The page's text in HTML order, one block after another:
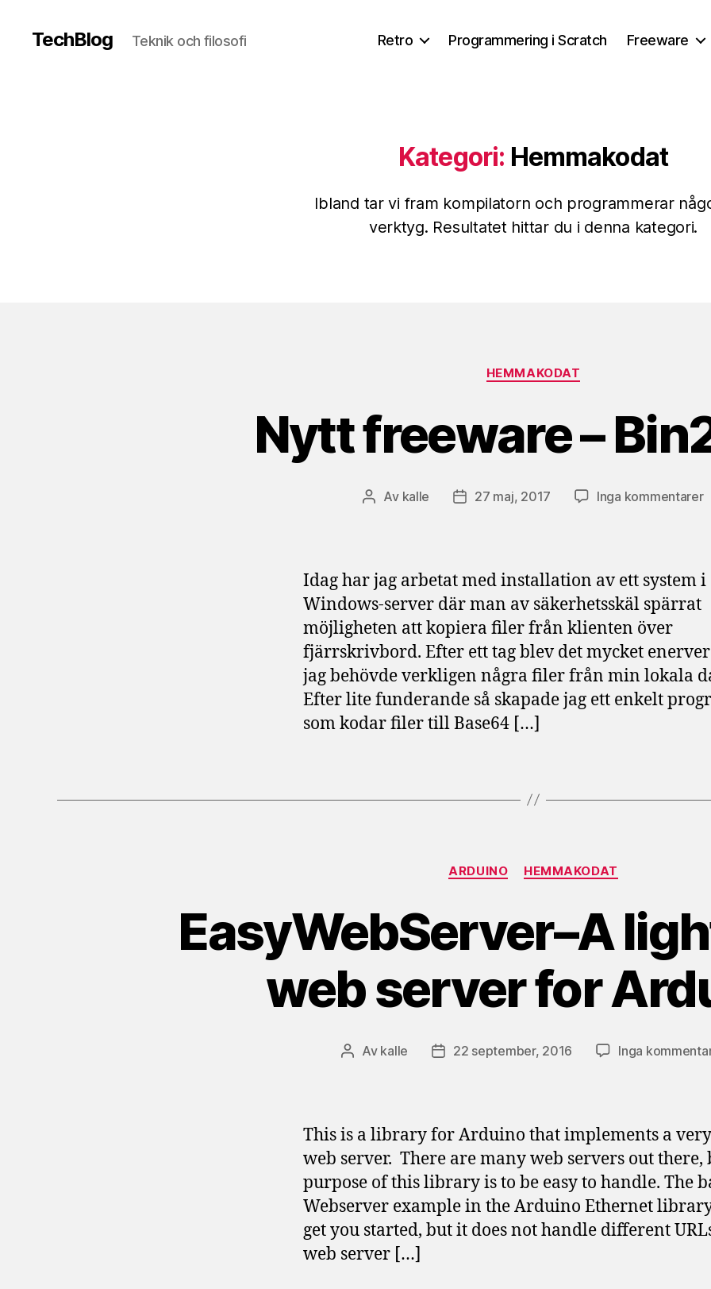
TechBlog Teknik och filosofi Retro Programmering i Scratch Freeware
Kategori: Hemmakodat
Ibland tar vi fram kompilatorn och programmerar
verktyg. Resultatet hittar du i denna kategori.
Kategorier
HEMMAKODAT
Nytt freeware –
Inläggsförfattare
Av kalle Inläggsdatum
27 maj, 2017 Inga kommentarertill
Idag har jag arbetat med installation av ett system i
Windows-server där man av säkerhetsskäl spärrat
möjligheten att kopiera filer från klienten över
fjärrskrivbord. Efter ett tag blev det mycket
jag behövde verkligen några filer från min lokala
Efter lite funderande så skapade jag ett enkelt
som kodar filer till Base64 […]
Kategorier
ARDUINO HEMMAKODAT
EasyWebServer–A
web server for
Inläggsförfattare
Av kalle Inläggsdatum
22 september, 2016 Inga
This is a library for Arduino that implements a
web server. There are many web servers out there,
purpose of this library is to be easy to handle. The
Webserver example in the Arduino Ethernet
get you started, but it does not handle different
web server […]